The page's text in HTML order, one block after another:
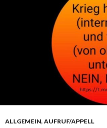
ALLGEMEIN, AUFRUF/APPELL